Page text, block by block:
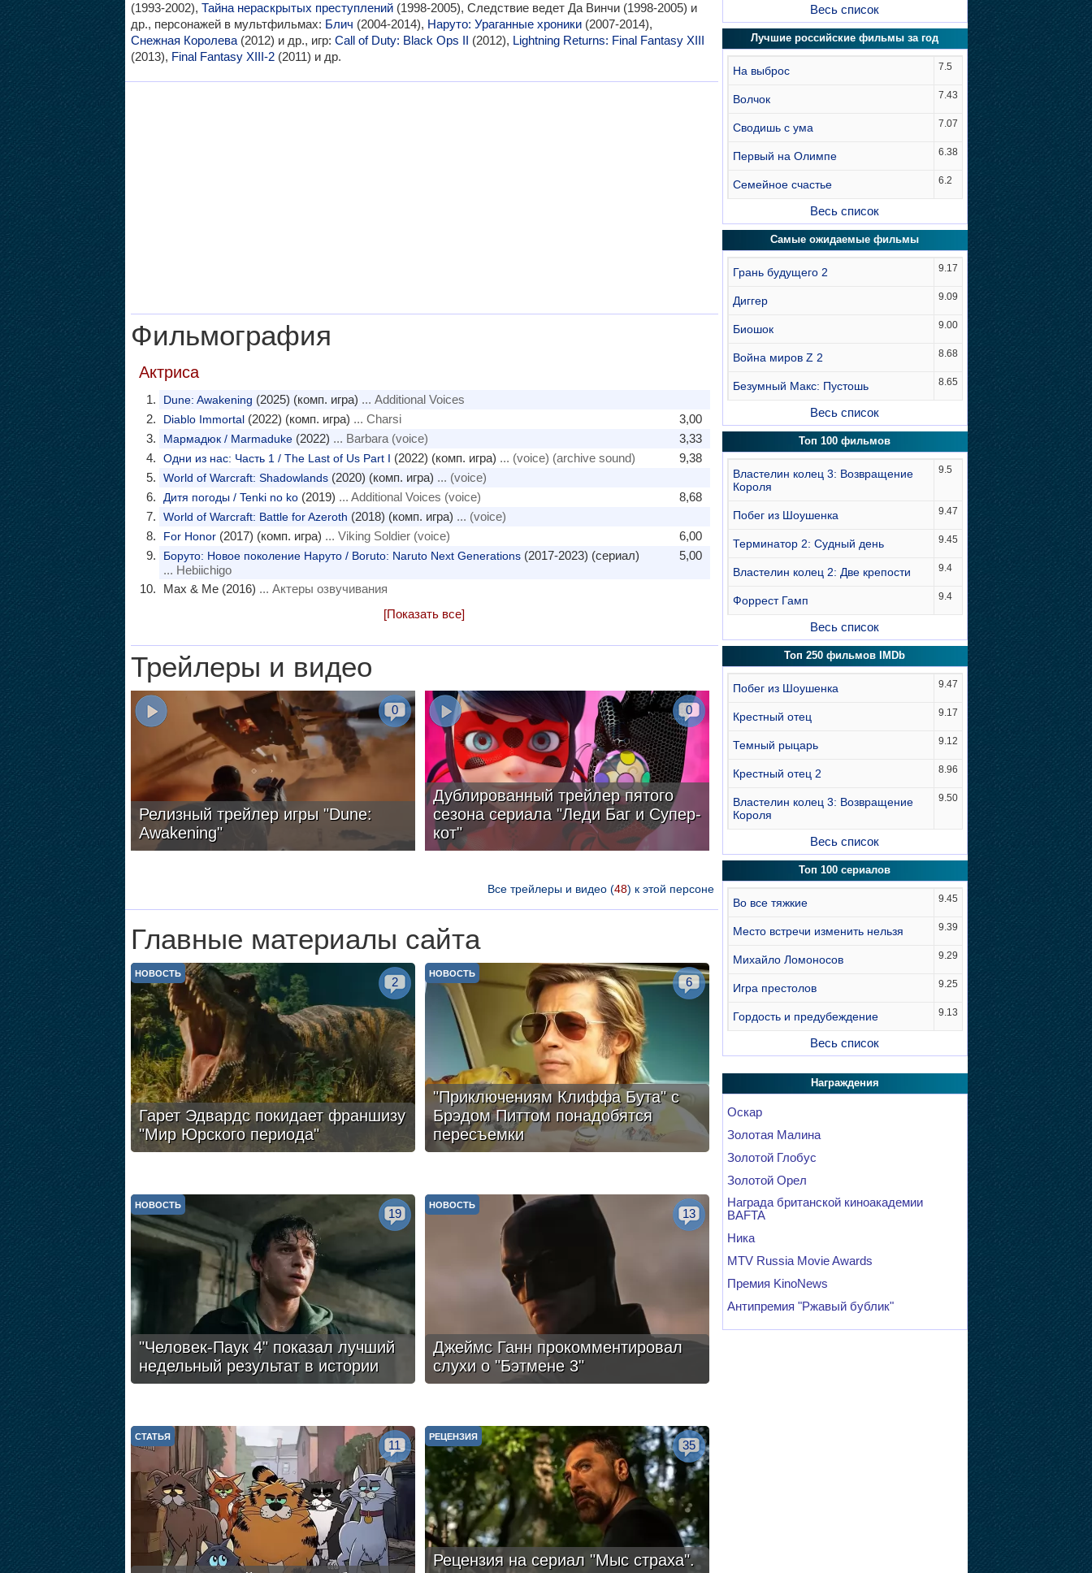
(1993-2002), Тайна нераскрытых преступлений(1998-2005), Следствие ведет Да Винчи (1998-2005) и
др., персонажей в мультфильмах: Блич (2004-2014), Наруто: Ураганные хроники(2007-2014),
Снежная Королева(2012) и др., игр: Call of Duty: Black Ops II (2012), Lightning Returns: Final Fantasy XIII
(2013), Final Fantasy XIII-2(2011) и др.
Фильмография
Актриса
Dune: Awakening (2025) (комп. игра) ... Additional Voices
3,00
Diablo Immortal(2022) (комп. игра) ... Charsi
3,33
Мармадюк / Marmaduke(2022) ... Barbara (voice)
9,38
Одни из нас: Часть 1 / The Last of Us Part I (2022) (комп. игра) ... (voice) (archive sound)
World of Warcraft: Shadowlands(2020) (комп. игра) ... (voice)
8,68
Дитя погоды / Tenki no ko(2019) ... Additional Voices (voice)
World of Warcraft: Battle for Azeroth (2018) (комп. игра) ... (voice)
6,00
For Honor(2017) (комп. игра) ... Viking Soldier (voice)
5,00
Боруто: Новое поколение Наруто / Boruto: Naruto Next Generations(2017-2023) (сериал)
... Hebiichigo
Max & Me (2016) ... Актеры озвучивания
[Показать все]
Трейлеры и видео
Релизный трейлер игры "Dune:
Awakening"
0
Дублированный трейлер пятого
сезона сериала "Леди Баг и Супер-
кот"
0
Все трейлеры и видео (48) к этой персоне
Главные материалы сайта
Гарет Эдвардс покидает франшизу
"Мир Юрского периода"
НОВОСТЬ
2
"Приключениям Клиффа Бута" с
Брэдом Питтом понадобятся
пересъемки
НОВОСТЬ
6
"Человек-Паук 4" показал лучший
недельный результат в истории
НОВОСТЬ
19
Джеймс Ганн прокомментировал
слухи о "Бэтмене 3"
НОВОСТЬ
13
СТАТЬЯ
11
Рецензия на сериал "Мыс страха".
РЕЦЕНЗИЯ
35
Весь список
Лучшие российские фильмы за год
На выброс 7.5
Волчок 7.43
Сводишь с ума 7.07
Первый на Олимпе 6.38
Семейное счастье 6.2
Весь список
Самые ожидаемые фильмы
Грань будущего 2 9.17
Диггер 9.09
Биошок 9.00
Война миров Z 2 8.68
Безумный Макс: Пустошь 8.65
Весь список
Топ 100 фильмов
Властелин колец 3: Возвращение
Короля
9.5
Побег из Шоушенка 9.47
Терминатор 2: Судный день 9.45
Властелин колец 2: Две крепости 9.4
Форрест Гамп 9.4
Весь список
Топ 250 фильмов IMDb
Побег из Шоушенка 9.47
Крестный отец 9.17
Темный рыцарь 9.12
Крестный отец 2 8.96
Властелин колец 3: Возвращение
Короля
9.50
Весь список
Топ 100 сериалов
Во все тяжкие 9.45
Место встречи изменить нельзя 9.39
Михайло Ломоносов 9.29
Игра престолов 9.25
Гордость и предубеждение 9.13
Весь список
Награждения
Оскар
Золотая Малина
Золотой Глобус
Золотой Орел
Награда британской киноакадемии
BAFTA
Ника
MTV Russia Movie Awards
Премия KinoNews
Антипремия "Ржавый бублик"